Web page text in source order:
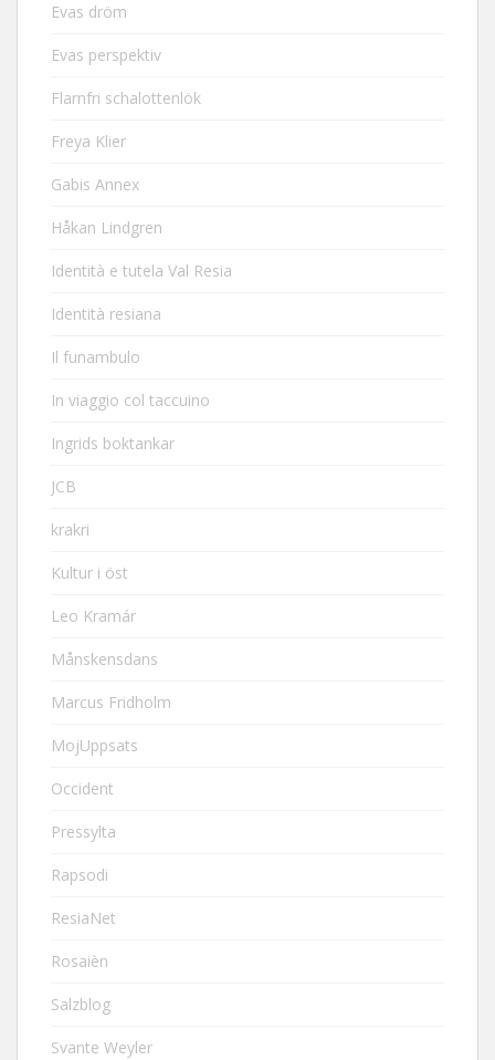
Evas dröm
Evas perspektiv
Flarnfri schalottenlök
Freya Klier
Gabis Annex
Håkan Lindgren
Identità e tutela Val Resia
Identità resiana
Il funambulo
In viaggio col taccuino
Ingrids boktankar
JCB
krakri
Kultur i öst
Leo Kramár
Månskensdans
Marcus Fridholm
MojUppsats
Occident
Pressylta
Rapsodi
ResiaNet
Rosaièn
Salzblog
Svante Weyler